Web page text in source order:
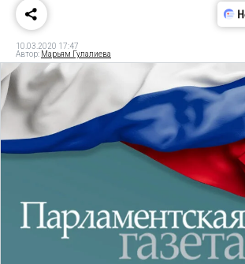
10.03.2020 17:47
Автор: Марьям Гулалиева